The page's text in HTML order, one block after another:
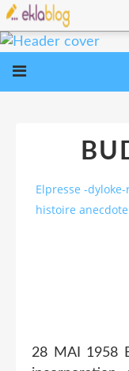
Elpresse -dyloke-
histoire
28 MAI 1958